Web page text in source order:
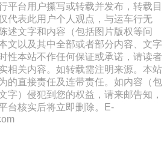
平台用户攥写或转载并发布，转载目
代表此用户个人观点，与运车行无
述文字和内容（包括图片版权等问
文以及其中全部或者部分内容、文字
性本站不作任何保证或承诺，请读者
相关内容。如转载需注明来源。本站
的直接责任及连带责任。如内容（包
字）侵犯到您的权益，请来邮告知，
台核实后将立即删除。E-